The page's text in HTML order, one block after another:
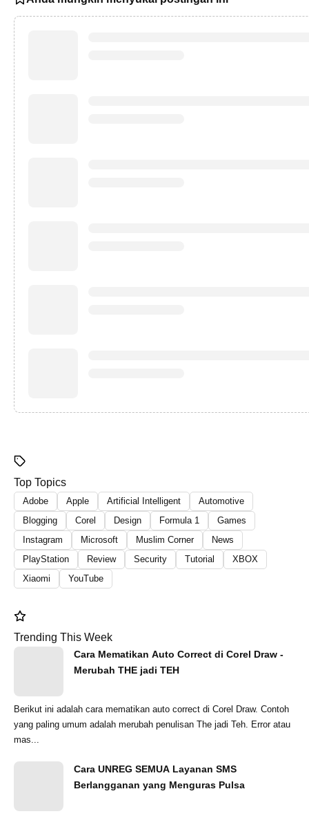
Top Topics
Adobe Apple Artificial Intelligent
Automotive
Blogging
Corel Design Formula 1
Games
Instagram
Microsoft Muslim Corner
News
PlayStation
Review Security Tutorial
XBOX
Xiaomi
YouTube
Trending This Week
Cara Mematikan Auto Correct di Corel Draw -
Merubah THE jadi TEH
Berikut ini adalah cara mematikan auto correct di Corel Draw. Contoh
yang paling umum adalah merubah penulisan The jadi Teh. Error atau
mas...
Cara UNREG SEMUA Layanan SMS
Berlangganan yang Menguras Pulsa